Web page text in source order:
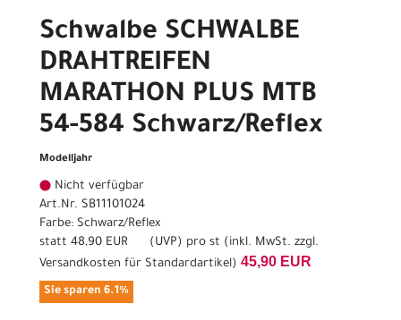
Schwalbe SCHWALBE
DRAHTREIFEN
MARATHON PLUS MTB
54-584 Schwarz/Reflex
Modelljahr
Nicht verfügbar
Art.Nr. SB11101024
Farbe: Schwarz/Reflex
statt 48,90 EUR ( UVP ) pro st (inkl. MwSt. zzgl.
Versandkosten für Standardartikel) 45,90 EUR
Sie sparen 6.1%